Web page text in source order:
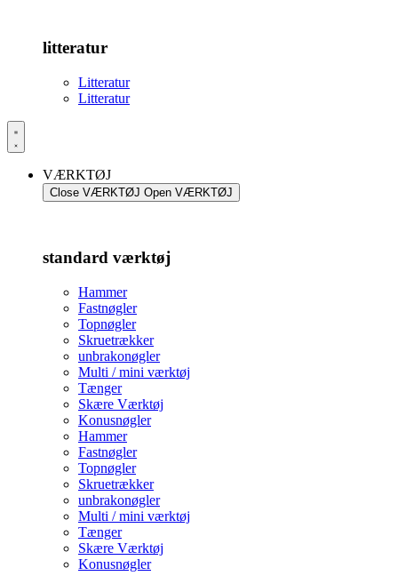
litteratur
Litteratur
Litteratur
VÆRKTØJ
Close VÆRKTØJ Open VÆRKTØJ
standard værktøj
Hammer
Fastnøgler
Topnøgler
Skruetrækker
unbrakonøgler
Multi / mini værktøj
Tænger
Skære Værktøj
Konusnøgler
Hammer
Fastnøgler
Topnøgler
Skruetrækker
unbrakonøgler
Multi / mini værktøj
Tænger
Skære Værktøj
Konusnøgler